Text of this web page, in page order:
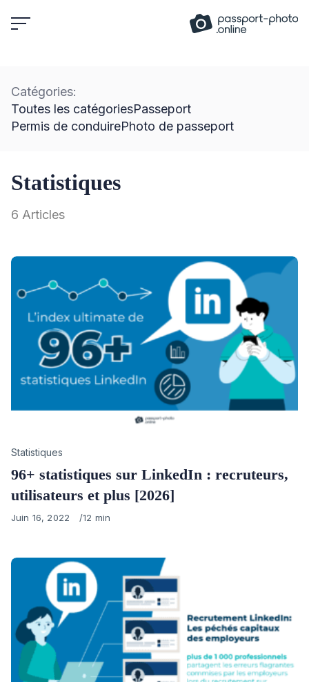
to
Catégories:
Toutes les catégoriesPasseport
Permis de conduirePhoto de passeport
Statistiques
6 Articles
Category
Statistiques
96+ statistiques sur LinkedIn : recruteurs,
utilisateurs et plus [2026]
Published
Juin 16, 2022 12 min